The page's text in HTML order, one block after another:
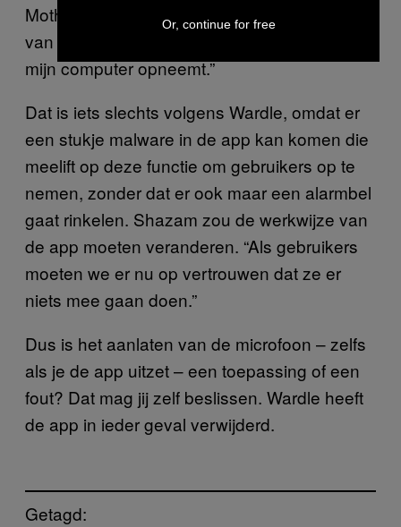
Motherboard deelde. “Maar alsnog hou ik niet
van een app die blijkbaar continu geluid met
mijn computer opneemt.”
Dat is iets slechts volgens Wardle, omdat er
een stukje malware in de app kan komen die
meelift op deze functie om gebruikers op te
nemen, zonder dat er ook maar een alarmbel
gaat rinkelen. Shazam zou de werkwijze van
de app moeten veranderen. “Als gebruikers
moeten we er nu op vertrouwen dat ze er
niets mee gaan doen.”
Dus is het aanlaten van de microfoon – zelfs
als je de app uitzet – een toepassing of een
fout? Dat mag jij zelf beslissen. Wardle heeft
de app in ieder geval verwijderd.
Getagd:
Or, continue for free